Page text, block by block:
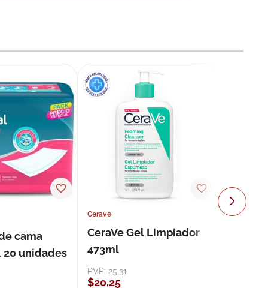
cama
unidades
Cerave
CeraVe Gel Limpiador
473ml
PVP:25,31
$20,25